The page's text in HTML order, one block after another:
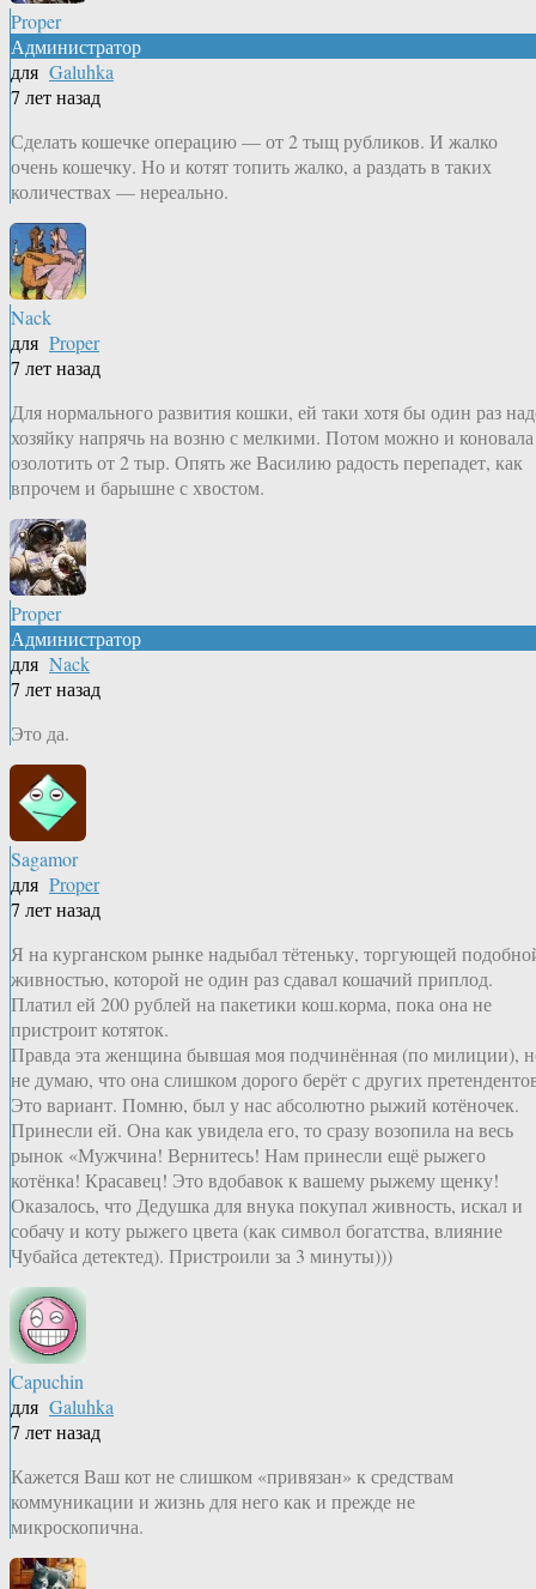
Proper
Администратор
для Galuhka
7 лет назад
Сделать кошечке операцию — от 2 тыщ рубликов. И жалко
очень кошечку. Но и котят топить жалко, а раздать в таких
количествах — нереально.
Nack
для Proper
7 лет назад
Для нормального развития кошки, ей таки хотя бы один раз
хозяйку напрячь на возню с мелкими. Потом можно и коновала
озолотить от 2 тыр. Опять же Василию радость перепадет, как
впрочем и барышне с хвостом.
Proper
Администратор
для Nack
7 лет назад
Это да.
Sagamor
для Proper
7 лет назад
Я на курганском рынке надыбал тётеньку, торгующей
живностью, которой не один раз сдавал кошачий приплод.
Платил ей 200 рублей на пакетики кош.корма, пока она не
пристроит котяток.
Правда эта женщина бывшая моя подчинённая (по милиции),
не думаю, что она слишком дорого берёт с других
Это вариант. Помню, был у нас абсолютно рыжий котёночек.
Принесли ей. Она как увидела его, то сразу возопила на весь
рынок «Мужчина! Вернитесь! Нам принесли ещё рыжего
котёнка! Красавец! Это вдобавок к вашему рыжему щенку!
Оказалось, что Дедушка для внука покупал живность, искал и
собачу и коту рыжего цвета (как символ богатства, влияние
Чубайса детектед). Пристроили за 3 минуты)))
Capuchin
для Galuhka
7 лет назад
Кажется Ваш кот не слишком «привязан» к средствам
коммуникации и жизнь для него как и прежде не
микроскопична.